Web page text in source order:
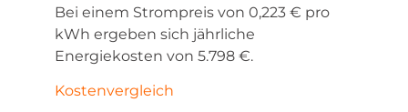
Bei einem Strompreis von 0,223 € pro
kWh ergeben sich jährliche
Energiekosten von 5.798 €.
Kostenvergleich